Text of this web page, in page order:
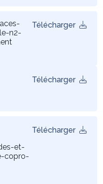
n2-
Télécharger
Télécharger
et-
copro-
Télécharger